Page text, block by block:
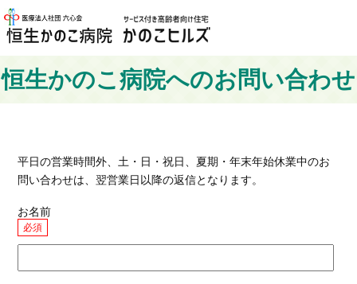
恒生かのこ病院へのお問い合わせ
平日の営業時間外、土・日・祝日、夏期・年末年始休業中のお
問い合わせは、翌営業日以降の返信となります。
お名前
必須